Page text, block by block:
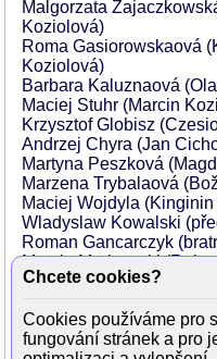
Malgorzata
Koziolová)
Roma Gasiorowskaová
Koziolová)
Barbara Kaluznaová
Maciej Stuhr (Marcin
Krzysztof Globisz
Andrzej Chyra (Jan
Martyna Peszková
Marzena Trybalaová
Maciej Wojdyla
Wladyslaw Kowalski
Roman Gancarczyk
Marcin Markowski
Maria Majová (Jareczka)
Maria Klejdyszová
Boguslaw Kudlek
Chcete cookies?
Cookies používáme pro
fungování stránek a pro